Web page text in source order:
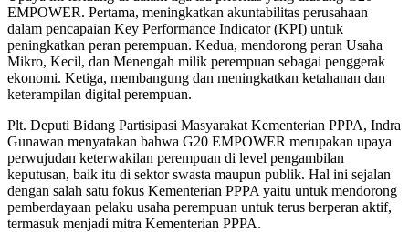
EMPOWER. Pertama, meningkatkan akuntabilitas perusahaan
dalam pencapaian Key Performance Indicator (KPI) untuk
peningkatkan peran perempuan. Kedua, mendorong peran Usaha
Mikro, Kecil, dan Menengah milik perempuan sebagai penggerak
ekonomi. Ketiga, membangung dan meningkatkan ketahanan dan
keterampilan digital perempuan.
Plt. Deputi Bidang Partisipasi Masyarakat Kementerian PPPA, Indra
Gunawan menyatakan bahwa G20 EMPOWER merupakan upaya
perwujudan keterwakilan perempuan di level pengambilan
keputusan, baik itu di sektor swasta maupun publik. Hal ini sejalan
dengan salah satu fokus Kementerian PPPA yaitu untuk mendorong
pemberdayaan pelaku usaha perempuan untuk terus berperan aktif,
termasuk menjadi mitra Kementerian PPPA.